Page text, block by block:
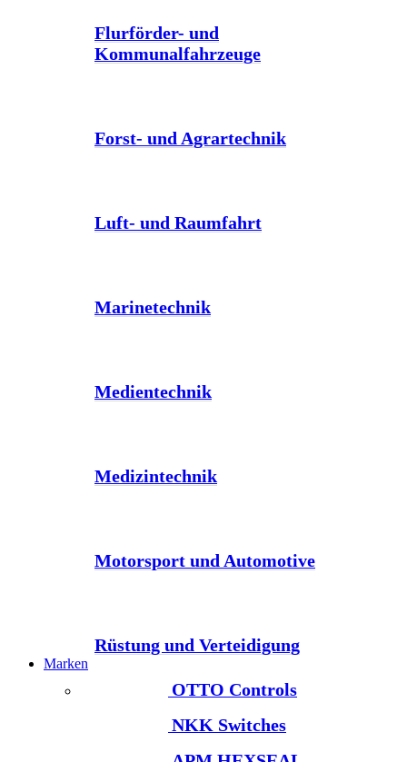
Flurförder- und
Kommunalfahrzeuge
Forst- und Agrartechnik
Luft- und Raumfahrt
Marinetechnik
Medientechnik
Medizintechnik
Motorsport und Automotive
Rüstung und Verteidigung
Marken
OTTO Controls
NKK Switches